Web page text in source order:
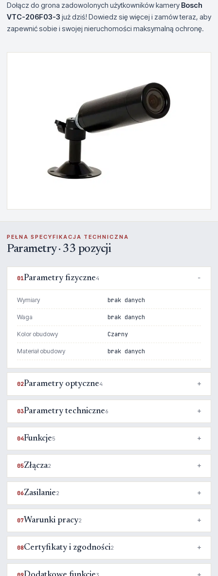
Dołącz do grona zadowolonych użytkowników kamery Bosch
VTC-206F03-3 już dziś! Dowiedz się więcej i zamów teraz, aby
zapewnić sobie i swojej nieruchomości maksymalną ochronę.
PEŁNA SPECYFIKACJA TECHNICZNA
Parametry · 33 pozycji
01Parametry fizyczne4
Wymiary brak danych
Waga brak danych
Kolor obudowy Czarny
Materiał obudowy brak danych
02Parametry optyczne4
03Parametry techniczne6
04Funkcje5
05Złącza2
06Zasilanie2
07Warunki pracy2
08Certyfikaty i zgodności2